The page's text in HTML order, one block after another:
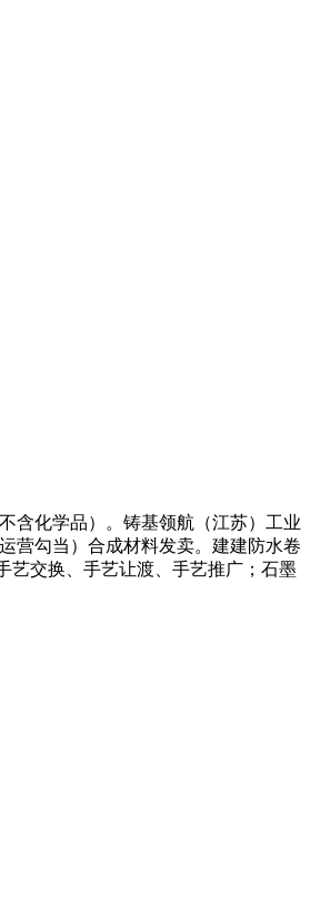
含化学品）。铸基领航（江苏）工业
营勾当）合成材料发卖。建建防水卷
艺交换、手艺让渡、手艺推广；石墨